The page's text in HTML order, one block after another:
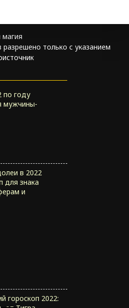
только с указанием
по году
мужчины-
в 2022
для знака
и
гороскоп 2022: